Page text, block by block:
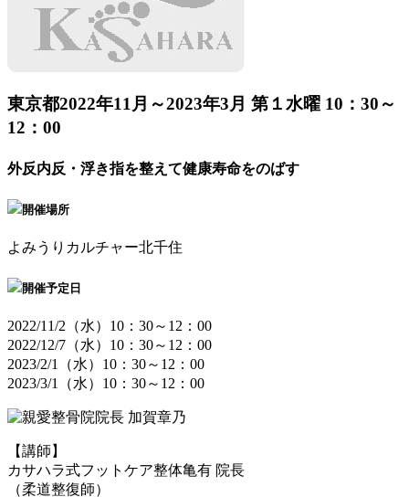
東京都2022年11月～2023年3月 第１水曜 10：30～
12：00
外反内反・浮き指を整えて健康寿命をのばす
開催場所
よみうりカルチャー北千住
開催予定日
2022/11/2（水）10：30～12：00
2022/12/7（水）10：30～12：00
2023/2/1（水）10：30～12：00
2023/3/1（水）10：30～12：00
【講師】
カサハラ式フットケア整体亀有 院長
（柔道整復師）